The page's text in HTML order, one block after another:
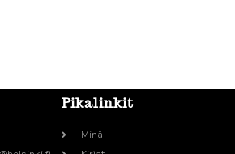
Pikalinkit
Minä